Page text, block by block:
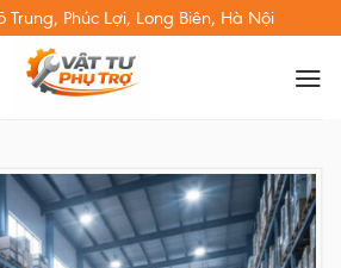
Trung, Phúc Lợi, Long Biên, Hà Nội